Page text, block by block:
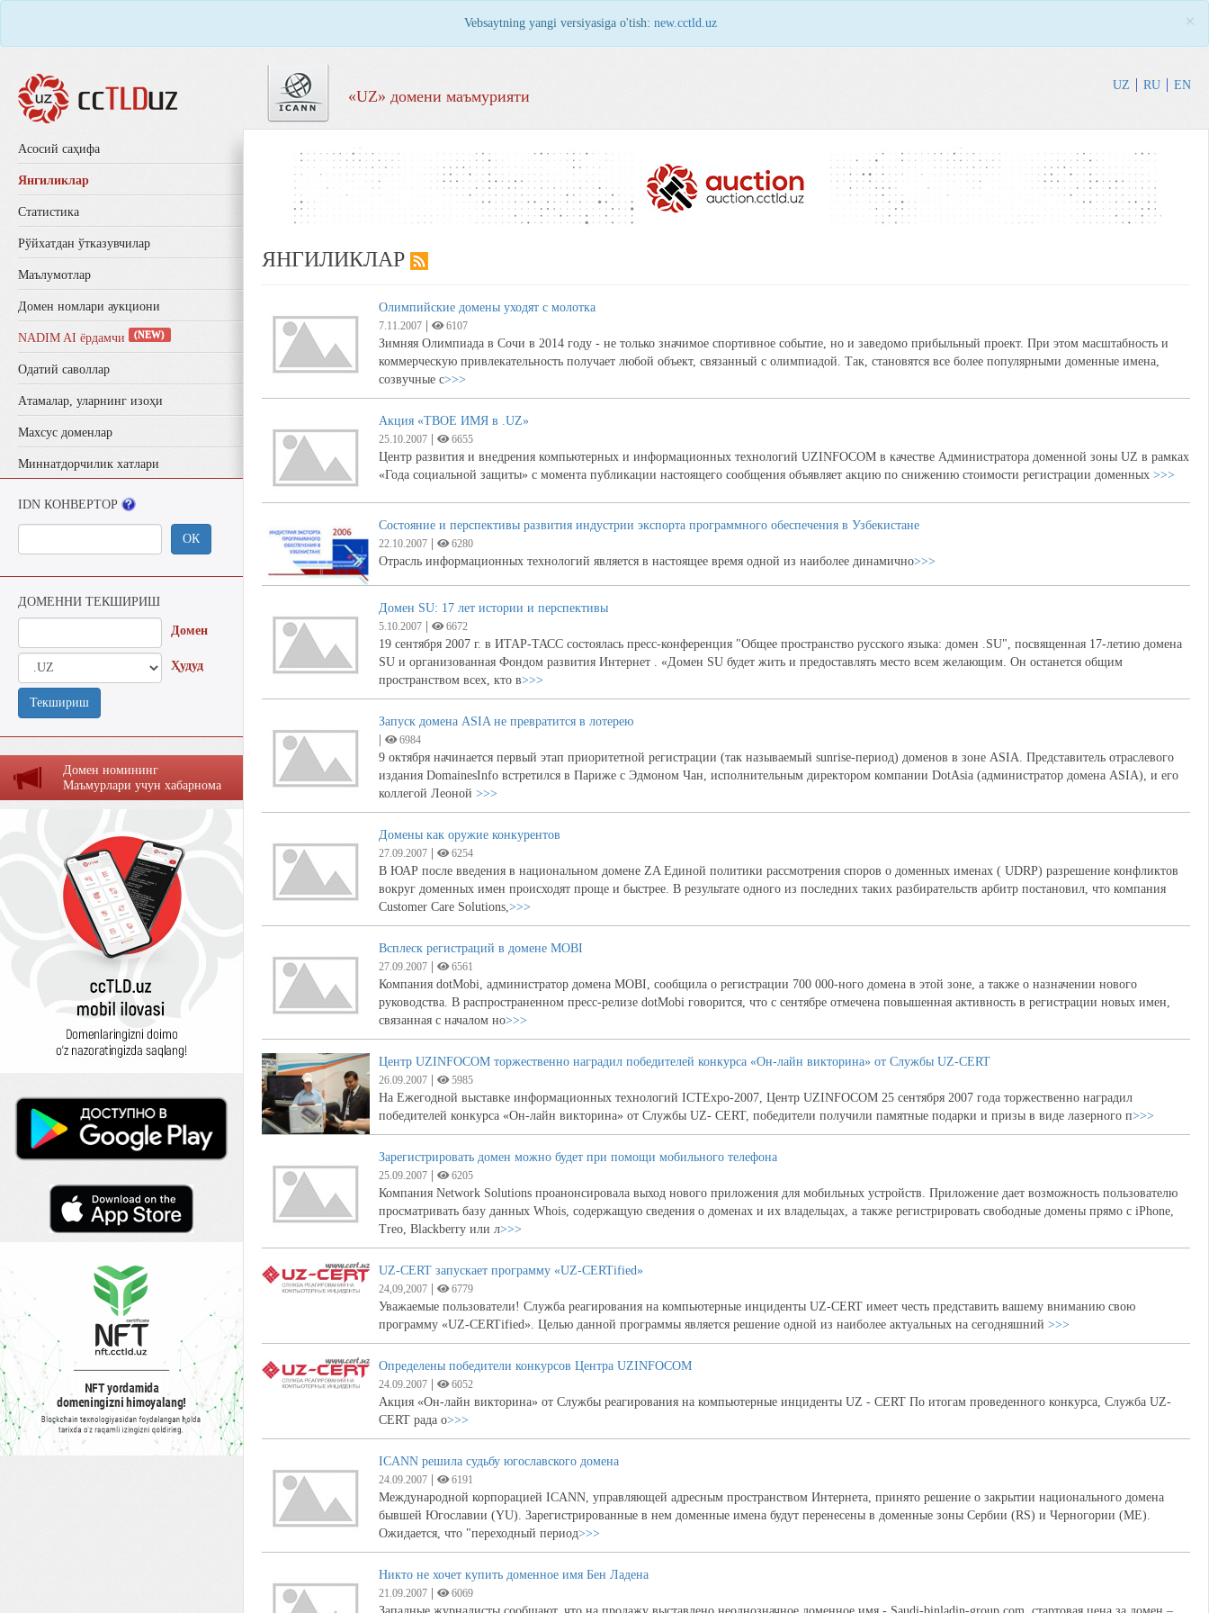
Vebsaytning yangi versiyasiga o'tish: new.cctld.uz ×
«UZ» домени маъмурияти
UZ RU EN
Aсосий саҳифа
Янгиликлар
Статистика
Рўйхатдан ўтказувчилар
Маълумотлар
Домен номлари аукциони
NADIM AI ёрдамчи (NEW)
Одатий саволлар
Aтамалар, уларнинг изоҳи
Махсус доменлар
Миннатдорчилик хатлари
IDN КОНВЕРТОР
ОК
ДОМЕННИ ТЕКШИРИШ
Домен
Ҳудуд
Текшириш
Домен номининг
Маъмурлaри учун хaбaрномa
ЯНГИЛИКЛАР
Олимпийские домены уходят с молотка
7.11.2007 6107
Зимняя Олимпиада в Сочи в 2014 году - не только значимое спортивное событие, но и заведомо прибыльный проект. При этом масштабность и
коммерческую привлекательность получает любой объект, связанный с олимпиадой. Так, становятся все более популярными доменные имена,
созвучные с>>>
Акция «ТВОЕ ИМЯ в .UZ»
25.10.2007 6655
Центр развития и внедрения компьютерных и информационных технологий UZINFOCOM в качестве Администратора доменной зоны UZ в рамках
«Года социальной защиты» с момента публикации настоящего сообщения объявляет акцию по снижению стоимости регистрации доменных >>>
Состояние и перспективы развития индустрии экспорта программного обеспечения в Узбекистане
22.10.2007 6280
Отрасль информационных технологий является в настоящее время одной из наиболее динамично>>>
Домен SU: 17 лет истории и перспективы
5.10.2007 6672
19 сентября 2007 г. в ИТАР-ТАСС состоялась пресс-конференция "Общее пространство русского языка: домен .SU", посвященная 17-летию домена
SU и организованная Фондом развития Интернет . «Домен SU будет жить и предоставлять место всем желающим. Он останется общим
пространством всех, кто в>>>
Запуск домена ASIA не превратится в лотерею
6984
9 октября начинается первый этап приоритетной регистрации (так называемый sunrise-период) доменов в зоне ASIA. Представитель отраслевого
издания DomainesInfo встретился в Париже с Эдмоном Чан, исполнительным директором компании DotAsia (администратор домена ASIA), и его
коллегой Леоной >>>
Домены как оружие конкурентов
27.09.2007 6254
В ЮАР после введения в национальном домене ZA Единой политики рассмотрения споров о доменных именах ( UDRP) разрешение конфликтов
вокруг доменных имен происходят проще и быстрее. В результате одного из последних таких разбирательств арбитр постановил, что компания
Customer Care Solutions,>>>
Всплеск регистраций в домене MOBI
27.09.2007 6561
Компания dotMobi, администратор домена MOBI, сообщила о регистрации 700 000-ного домена в этой зоне, а также о назначении нового
руководства. В распространенном пресс-релизе dotMobi говорится, что с сентябре отмечена повышенная активность в регистрации новых имен,
связанная с началом но>>>
Центр UZINFOCOM торжественно наградил победителей конкурса «Он-лайн викторина» от Службы UZ-CERT
26.09.2007 5985
На Ежегодной выставке информационных технологий ICTExpo-2007, Центр UZINFOCOM 25 сентября 2007 года торжественно наградил
победителей конкурса «Он-лайн викторина» от Службы UZ- CERT, победители получили памятные подарки и призы в виде лазерного п>>>
Зарегистрировать домен можно будет при помощи мобильного телефона
25.09.2007 6205
Компания Network Solutions проанонсировала выход нового приложения для мобильных устройств. Приложение дает возможность пользователю
просматривать базу данных Whois, содержащую сведения о доменах и их владельцах, а также регистрировать свободные домены прямо с iPhone,
Treo, Blackberry или л>>>
UZ-CERT запускает программу «UZ-CERTified»
24,09,2007 6779
Уважаемые пользователи! Служба реагирования на компьютерные инциденты UZ-CERT имеет честь представить вашему вниманию свою
программу «UZ-CERTified». Целью данной программы является решение одной из наиболее актуальных на сегодняшний >>>
Определены победители конкурсов Центра UZINFOCOM
24.09.2007 6052
Акция «Он-лайн викторина» от Службы реагирования на компьютерные инциденты UZ - CERT По итогам проведенного конкурса, Служба UZ-
CERT рада о>>>
ICANN решила судьбу югославского домена
24.09.2007 6191
Международной корпорацией ICANN, управляющей адресным пространством Интернета, принято решение о закрытии национального домена
бывшей Югославии (YU). Зарегистрированные в нем доменные имена будут перенесены в доменные зоны Сербии (RS) и Черногории (ME).
Ожидается, что "переходный период>>>
Никто не хочет купить доменное имя Бен Ладена
21.09.2007 6069